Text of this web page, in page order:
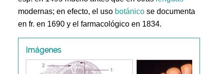
modernas; en efecto, el uso botánico se documenta
en fr. en 1690 y el farmacológico en 1834.
Imágenes